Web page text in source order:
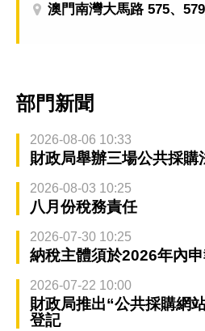
澳門南灣大馬路 575、
部門新聞
2026-08-06 10:33
財政局舉辦三場公共採購
2026-08-03 10:25
八月份稅務責任
2026-07-30 10:25
納稅主體須於2026年內
2026-07-22 10:00
財政局推出“公共採購網
登記